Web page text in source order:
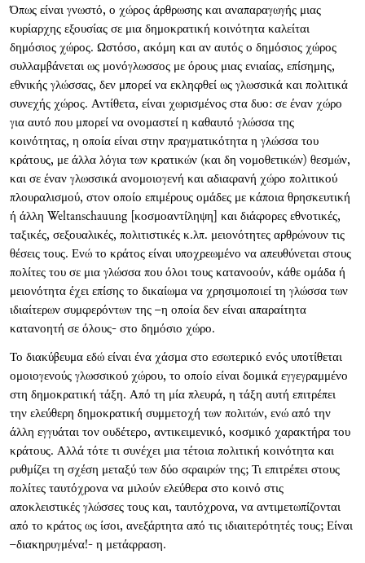
Όπως είναι γνωστό, ο χώρος άρθρωσης και αναπαραγωγής μιας
κυρίαρχης εξουσίας σε μια δημοκρατική κοινότητα καλείται
δημόσιος χώρος. Ωστόσο, ακόμη και αν αυτός ο δημόσιος χώρος
συλλαμβάνεται ως μονόγλωσσος με όρους μιας ενιαίας, επίσημης,
εθνικής γλώσσας, δεν μπορεί να εκληφθεί ως γλωσσικά και πολιτικά
συνεχής χώρος. Αντίθετα, είναι χωρισμένος στα δυο: σε έναν χώρο
για αυτό που μπορεί να ονομαστεί η καθαυτό γλώσσα της
κοινότητας, η οποία είναι στην πραγματικότητα η γλώσσα του
κράτους, με άλλα λόγια των κρατικών (και δη νομοθετικών) θεσμών,
και σε έναν γλωσσικά ανομοιογενή και αδιαφανή χώρο πολιτικού
πλουραλισμού, στον οποίο επιμέρους ομάδες με κάποια θρησκευτική
ή άλλη Weltanschauung [κοσμοαντίληψη] και διάφορες εθνοτικές,
ταξικές, σεξουαλικές, πολιτιστικές κ.λπ. μειονότητες αρθρώνουν τις
θέσεις τους. Ενώ το κράτος είναι υποχρεωμένο να απευθύνεται στους
πολίτες του σε μια γλώσσα που όλοι τους κατανοούν, κάθε ομάδα ή
μειονότητα έχει επίσης το δικαίωμα να χρησιμοποιεί τη γλώσσα των
ιδιαίτερων συμφερόντων της –η οποία δεν είναι απαραίτητα
κατανοητή σε όλους- στο δημόσιο χώρο.
Το διακύβευμα εδώ είναι ένα χάσμα στο εσωτερικό ενός υποτίθεται
ομοιογενούς γλωσσικού χώρου, το οποίο είναι δομικά εγγεγραμμένο
στη δημοκρατική τάξη. Από τη μία πλευρά, η τάξη αυτή επιτρέπει
την ελεύθερη δημοκρατική συμμετοχή των πολιτών, ενώ από την
άλλη εγγυάται τον ουδέτερο, αντικειμενικό, κοσμικό χαρακτήρα του
κράτους. Αλλά τότε τι συνέχει μια τέτοια πολιτική κοινότητα και
ρυθμίζει τη σχέση μεταξύ των δύο σφαιρών της; Τι επιτρέπει στους
πολίτες ταυτόχρονα να μιλούν ελεύθερα στο κοινό στις
αποκλειστικές γλώσσες τους και, ταυτόχρονα, να αντιμετωπίζονται
από το κράτος ως ίσοι, ανεξάρτητα από τις ιδιαιτερότητές τους; Είναι
–διακηρυγμένα!- η μετάφραση.